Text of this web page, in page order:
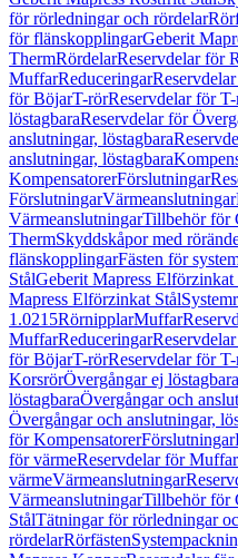
för rörledningar och rördelar
för flänskopplingarGeberit
ThermRördelarReservdelar för
MuffarReduceringar
för BöjarT-rörReservdelar för
löstagbaraReservdelar för
anslutningar, löstagbara
anslutningar, löstagbara
KompensatorerFörslutningar
FörslutningarVärmeanslutningar
VärmeanslutningarTillbehör för
ThermSkyddskåpor med
flänskopplingarFästen för
StålGeberit Mapress Elförzinkat
Mapress Elförzinkat Stål
1.0215RörnipplarMuffar
MuffarReduceringar
för BöjarT-rörReservdelar för
KorsrörÖvergångar ej löstagbara
löstagbaraÖvergångar och
Övergångar och anslutningar,
för KompensatorerFörslutningar
för värmeReservdelar för
värmeVärmeanslutningar
VärmeanslutningarTillbehör för
StålTätningar för rörledningar
rördelarRörfästen